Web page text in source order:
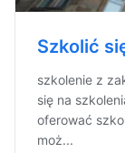
Szkolić
szkolenie z
się na
oferować
moż...